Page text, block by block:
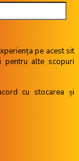
pe acest sit
pentru alte scopuri
cu stocarea și